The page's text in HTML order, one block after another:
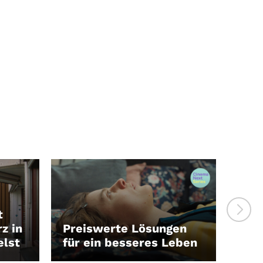
in
Preiswerte Lösungen
für ein besseres Leben
LEIHEN